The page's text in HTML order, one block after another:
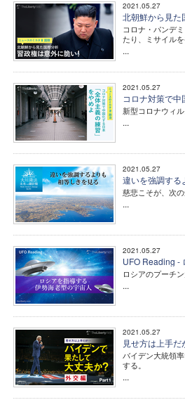
2021.05.27
北朝鮮から見た
コロナ・パンデ
たり、ミサイル
...
2021.05.27
コロナ対策で
新型コロナウィ
...
2021.05.27
違いを強調する
慈悲こそが、次
...
2021.05.27
UFO Reading -
ロシアのプーチ
...
2021.05.27
見せ方は上手
バイデン大統領
する。
...